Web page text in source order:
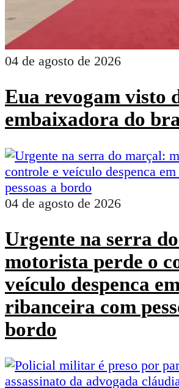
04 de agosto de 2026
Eua revogam visto
embaixadora do
04 de agosto de 2026
Urgente na serra
motorista perde o
veículo despenca
ribanceira com
bordo